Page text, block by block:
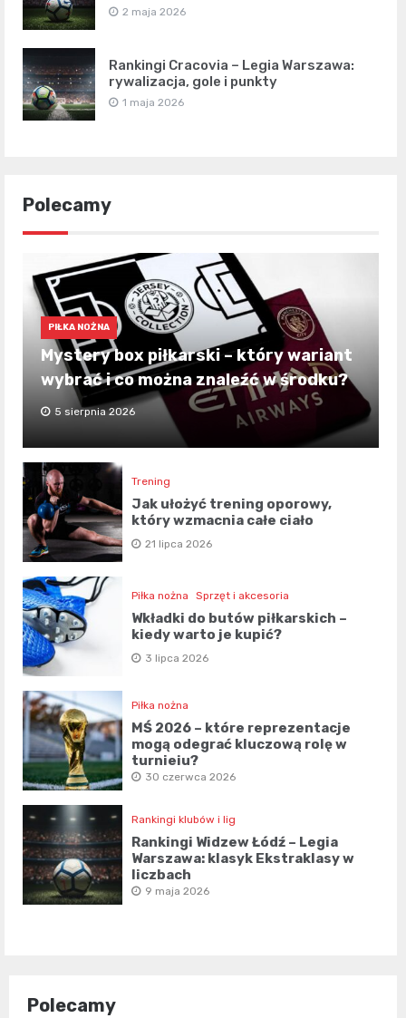
2 maja 2026
Rankingi Cracovia – Legia Warszawa:
rywalizacja, gole i punkty
1 maja 2026
Polecamy
PIŁKA NOŻNA
Mystery box piłkarski – który wariant
wybrać i co można znaleźć w środku?
5 sierpnia 2026
Trening
Jak ułożyć trening oporowy,
który wzmacnia całe ciało
21 lipca 2026
Piłka nożna Sprzęt i akcesoria
Wkładki do butów piłkarskich –
kiedy warto je kupić?
3 lipca 2026
Piłka nożna
MŚ 2026 – które reprezentacje
mogą odegrać kluczową rolę w
turnieju?
30 czerwca 2026
Rankingi klubów i lig
Rankingi Widzew Łódź – Legia
Warszawa: klasyk Ekstraklasy w
liczbach
9 maja 2026
Polecamy